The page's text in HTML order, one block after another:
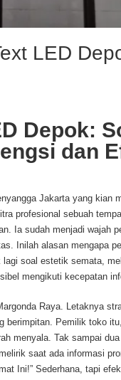
LED
Depok:
dan
Jakarta yang kian
profesional sebuah
Ia sudah menjadi wajah
Inilah alasan mengapa
soal estetik semata,
mengikuti kecepatan
Raya. Letaknya
berimpitan. Pemilik toko
menyala. Tak sampai
saat ada informasi
Ini!” Sederhana, tapi